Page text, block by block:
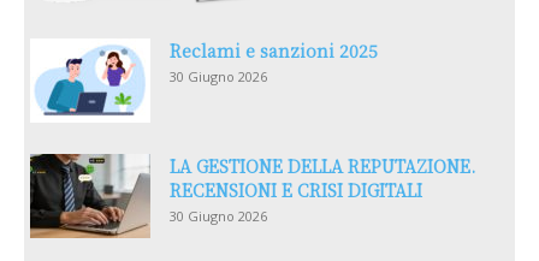
Reclami e sanzioni 2025
30 Giugno 2026
LA GESTIONE DELLA REPUTAZIONE.
RECENSIONI E CRISI DIGITALI
30 Giugno 2026